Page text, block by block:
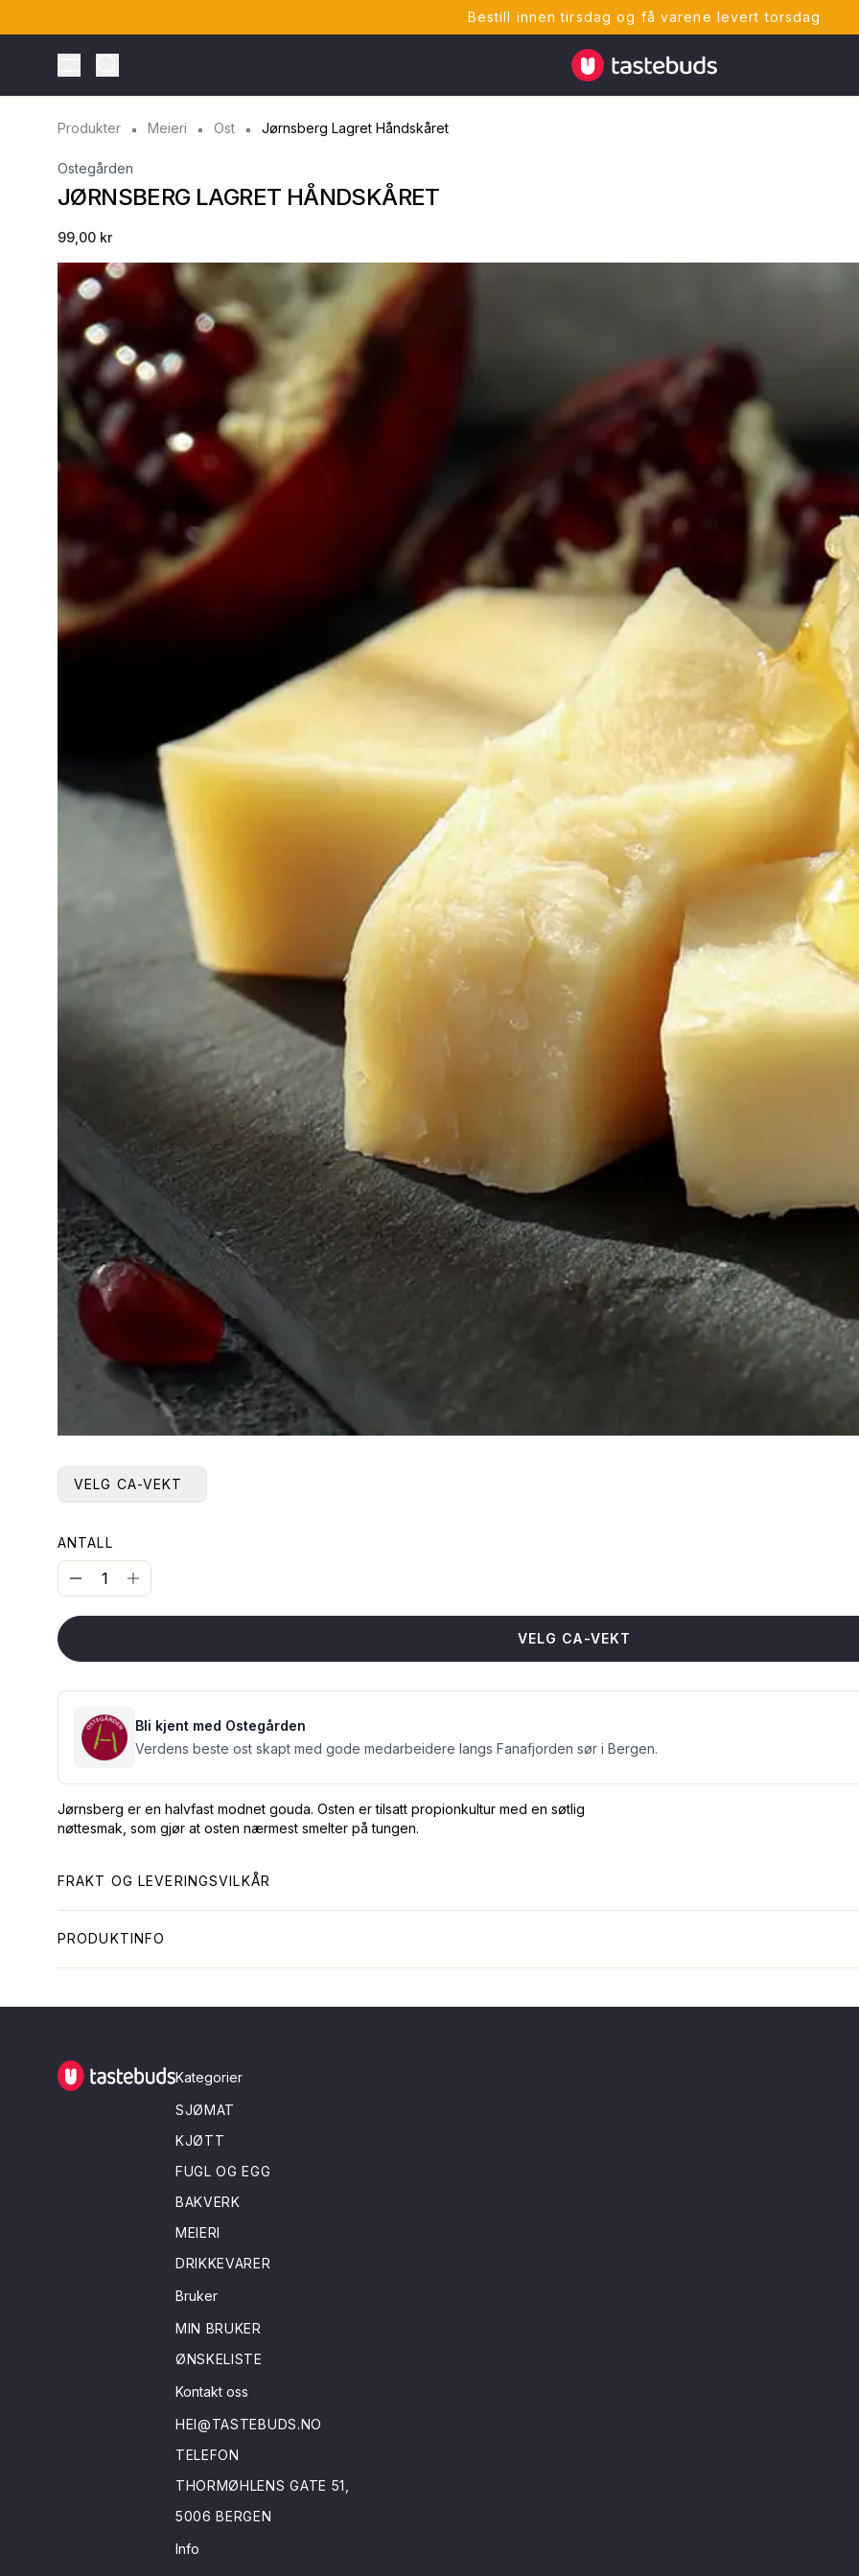
Bestill innen tirsdag og få varene levert torsdag
Toggle Menu
Tastebuds - Lokalmat rett hjem
Produkter Meieri Ost Jørnsberg Lagret Håndskåret
Ostegården
JØRNSBERG LAGRET HÅNDSKÅRET
99,00 kr
VELG CA-VEKT
ANTALL
VELG CA-VEKT
Bli kjent med Ostegården
Verdens beste ost skapt med gode medarbeidere langs Fanafjorden sør i Bergen.
Jørnsberg er en halvfast modnet gouda. Osten er tilsatt propionkultur med en søtlig
nøttesmak, som gjør at osten nærmest smelter på tungen.
FRAKT OG LEVERINGSVILKÅR
PRODUKTINFO
Tastebuds - Lokalmat rett hjem
Kategorier
SJØMAT
KJØTT
FUGL OG EGG
BAKVERK
MEIERI
DRIKKEVARER
Bruker
MIN BRUKER
ØNSKELISTE
Kontakt oss
HEI@TASTEBUDS.NO
TELEFON
THORMØHLENS GATE 51,
5006 BERGEN
Info